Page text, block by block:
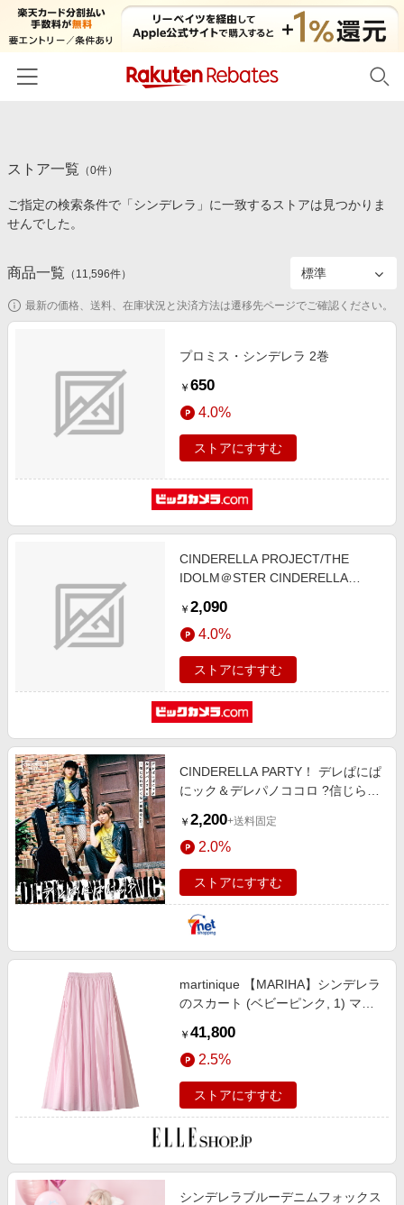
カテゴリー一覧
百貨店・総合ECモール
食品・スイーツ・お酒
コスメ・健康・医薬品
家電・PC・スマホ・カメラ
旅行・レジャー・ホテル予約
金融・マネー・保険
デジタルコンテンツ
ビジネス・その他サービス
イベント一覧
初回購入者限定特典
対象ストア新規限定特典
楽天ペイ導入ストア
楽天サービス特集
わくわく夏特集
とことん買い物チャレンジ
Samsung ボーナスキャンペーン
週末の高還元 夏の長期版
ストア一覧 （0件）
ご指定の検索条件で「シンデレラ」に一致するストアは見つかりま
せんでした。
商品一覧 （ 11,596件）
最新の価格、送料、在庫状況と決済方法は遷移先ページでご確認ください。
プロミス・シンデレラ 2巻
￥ 650
4.0%
ストアにすすむ
CINDERELLA PROJECT/THE
IDOLM＠STER CINDERELLA
Season 07 M＠GIC☆ 初回限定盤
【CD】
￥ 2,090
4.0%
ストアにすすむ
CINDERELLA PARTY！ デレぱにぱ
にック＆デレパノココロ ?信じられ
￥ 2,200+送料固定
2.0%
ストアにすすむ
martinique 【MARIHA】シンデレラ
のスカート (ベビーピンク, 1) マル
￥ 41,800
2.5%
ストアにすすむ
シンデレラブルーデニムフォックス